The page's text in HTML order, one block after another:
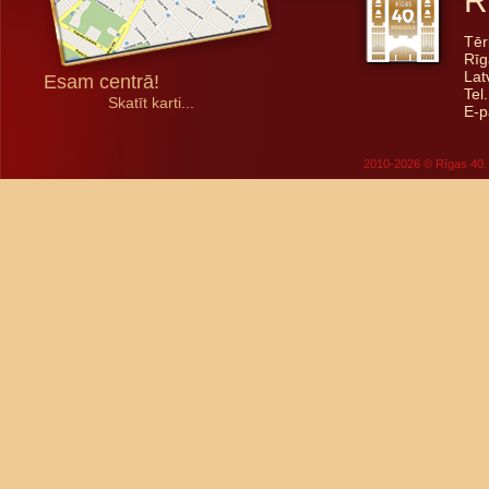
Esam centrā!
Skatīt karti...
E-
2010-2026 © Rīgas